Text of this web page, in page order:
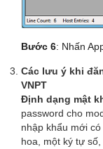
Bước 6: Nhấn
Các lưu ý khi
VNPT
Định dạng mật
password cho
nhập khẩu mới
hoa, một ký tự